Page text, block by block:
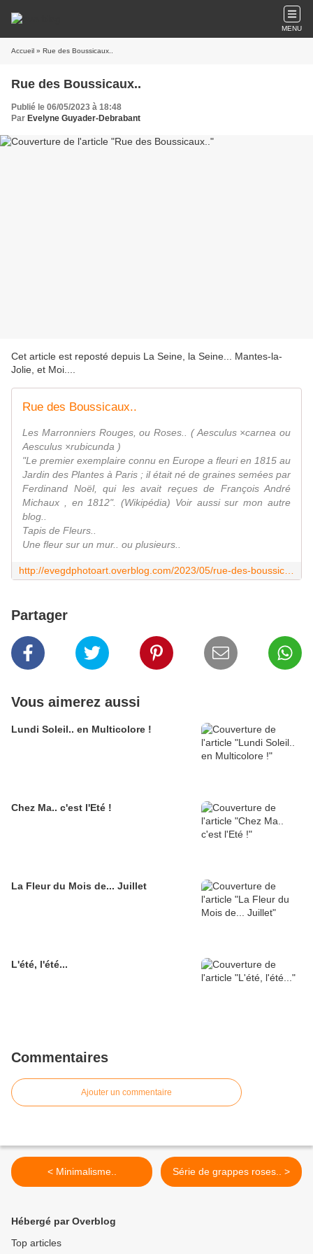
MENU
Accueil » Rue des Boussicaux..
Rue des Boussicaux..
Publié le 06/05/2023 à 18:48
Par Evelyne Guyader-Debrabant
Cet article est reposté depuis La Seine, la Seine... Mantes-la-
Jolie, et Moi...
Rue des Boussicaux..
Les Marronniers Rouges, ou Roses.. ( Aesculus ×carnea ou
Aesculus ×rubicunda )
"Le premier exemplaire connu en Europe a fleuri en 1815 au
Jardin des Plantes à Paris ; il était né de graines semées par
Ferdinand Noël, qui les avait reçues de François André
Michaux , en 1812". (Wikipédia) Voir aussi sur mon autre
blog..
Tapis de Fleurs..
Une fleur sur un mur.. ou plusieurs..
Partager
Vous aimerez aussi
Lundi Soleil.. en Multicolore !
Chez Ma.. c'est l'Eté !
La Fleur du Mois de... Juillet
L'été, l'été...
Commentaires
Ajouter un commentaire
< Minimalisme.. Série de grappes roses.. >
Hébergé par Overblog
Top articles